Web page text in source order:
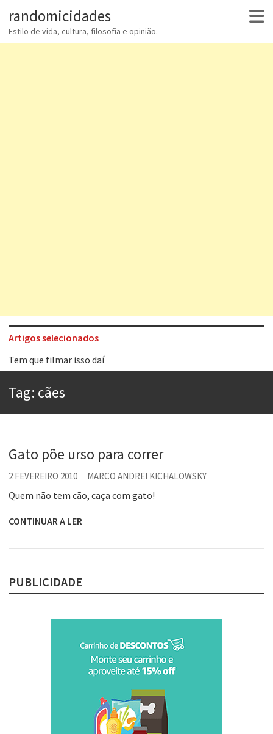
randomicidades
Estilo de vida, cultura, filosofia e opinião.
Artigos selecionados
Tem que filmar isso daí
Aprender a fracassar é o segredo do sucesso
Esse tal de Rock Gaúcho
Os causos de Jorge Luis Borges
Voto obrigatório é correto?
Tag: cães
Gato põe urso para correr
2 FEVEREIRO 2010 MARCO ANDREI KICHALOWSKY
Quem não tem cão, caça com gato!
CONTINUAR A LER
PUBLICIDADE